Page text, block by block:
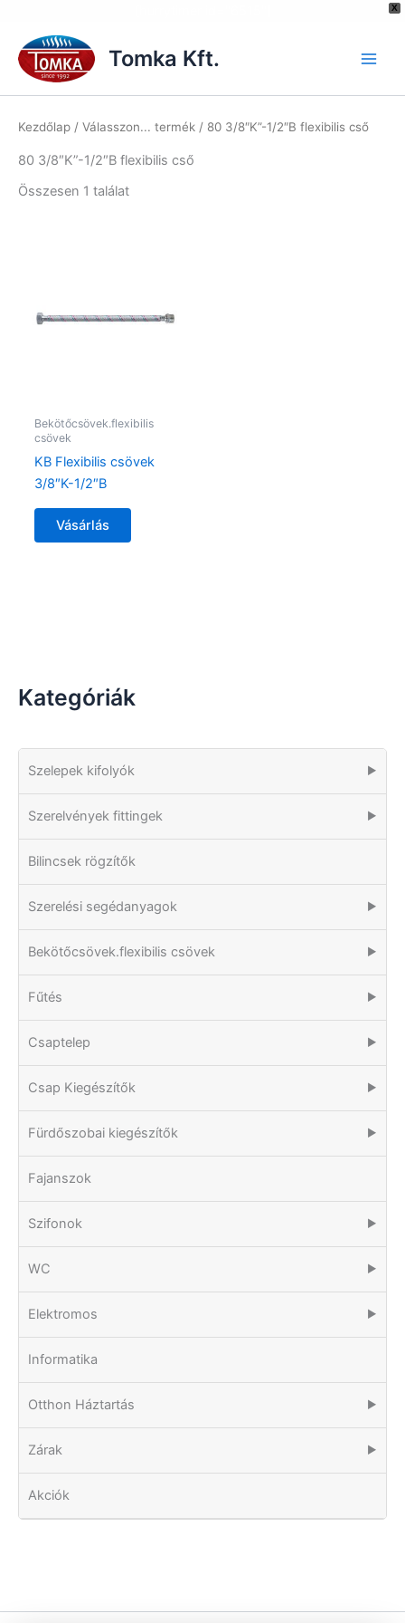
X
content
Tomka Kft.
Kategóriák
Szelepek kifolyók ▶
Szerelvények fittingek ▶
Bilincsek rögzítők
Szerelési segédanyagok ▶
Bekötőcsövek.flexibilis csövek ▶
Fűtés ▶
Csaptelep ▶
Csap Kiegészítők ▶
Fürdőszobai kiegészítők ▶
Fajanszok
Szifonok ▶
WC ▶
Elektromos ▶
Informatika
Otthon Háztartás ▶
Zárak ▶
Akciók
Kezdőlap / Válasszon... termék / 80 3/8″K”-1/2″B flexibilis cső
80 3/8″K”-1/2″B flexibilis cső
Összesen 1 találat
Bekötőcsövek.flexibilis
csövek
KB Flexibilis csövek
3/8″K-1/2″B
Vásárlás